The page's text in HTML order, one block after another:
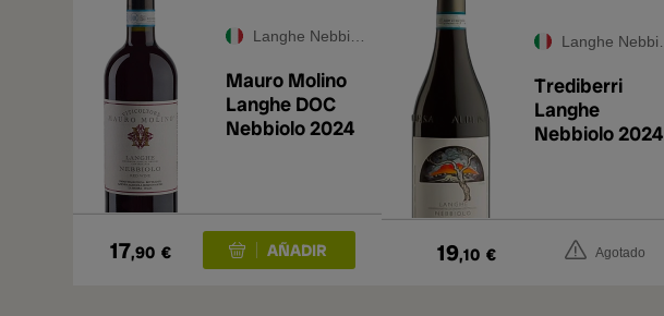
Langhe Nebbiolo DOC
Mauro Molino
Langhe DOC
Nebbiolo 2024
17,90 €
Langhe Nebbiolo DOC
Trediberri
Langhe
Nebbiolo 2024
19,10 € Agotado